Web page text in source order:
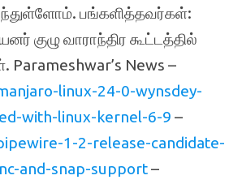
பங்களித்தவர்கள்:
குழு வாராந்திர கூட்டத்தில்
News –
linux-24-0-wynsdey-
with-linux-kernel-6-9 –
1-2-release-candidate-
and-snap-support–